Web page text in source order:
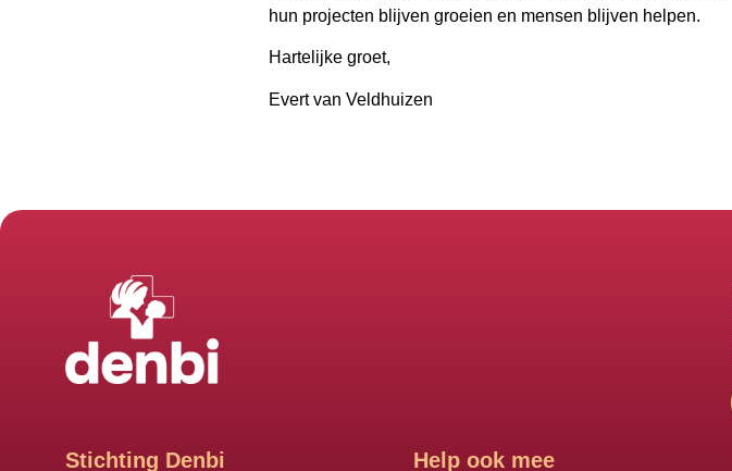
hun projecten blijven groeien en mensen blijven helpen.
Hartelijke groet,
Evert van Veldhuizen
Stichting Denbi Help ook mee